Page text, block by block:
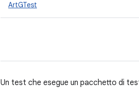
ArtGTest
Un test che esegue un pacchetto di